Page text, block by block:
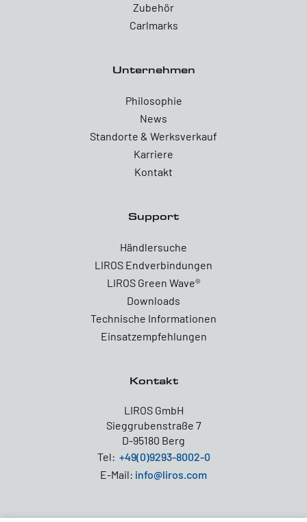
Zubehör
Carlmarks
Unternehmen
Philosophie
News
Standorte & Werksverkauf
Karriere
Kontakt
Support
Händlersuche
LIROS Endverbindungen
LIROS Green Wave®
Downloads
Technische Informationen
Einsatzempfehlungen
Kontakt
LIROS GmbH
Sieggrubenstraße 7
D-95180 Berg
Tel: +49(0)9293-8002-0
E-Mail: info@liros.com